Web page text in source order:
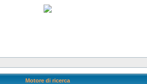
Motore di ricerca